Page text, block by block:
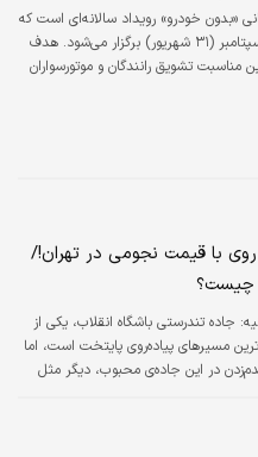
«بدون خودرو» رویداد سالانه‌ای است که
در ۲۲ سپتامبر (۳۱ شهریور) برگزار می‌شود. هدف
مناسبت تشویق رانندگان و موتورسواران
روی با قیمت نجومی در تهران!/
چیست؟
جاده تندرستی باشگاه انقلاب، یکی از
مسیرهای پیاده‌روی پایتخت است، اما
در این جاده‌ی محبوب، دیگر مثل